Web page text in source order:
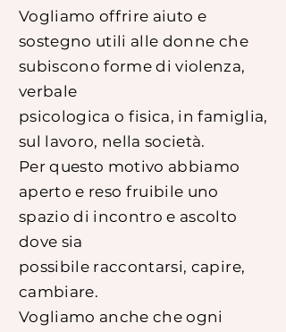
Vogliamo offrire aiuto e
sostegno utili alle donne che
subiscono forme di violenza,
verbale
psicologica o fisica, in famiglia,
sul lavoro, nella società.
Per questo motivo abbiamo
aperto e reso fruibile uno
spazio di incontro e ascolto
dove sia
possibile raccontarsi, capire,
cambiare.
Vogliamo anche che ogni